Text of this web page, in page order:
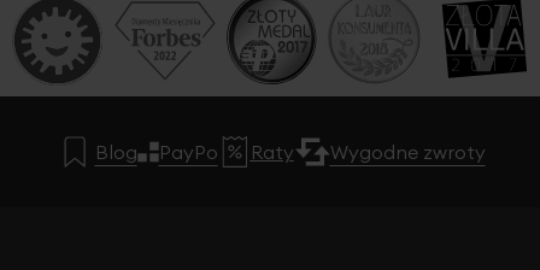
Blog PayPo Raty Wygodne zwroty